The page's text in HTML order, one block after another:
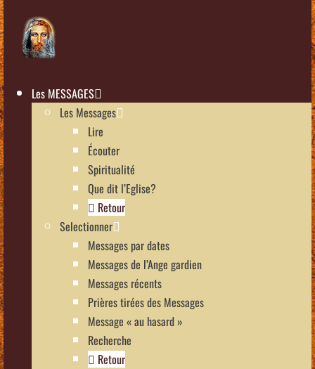
Les MESSAGES
Les Messages
Lire
Écouter
Spiritualité
Que dit l’Eglise?
Retour
Selectionner
Messages par dates
Messages de l’Ange gardien
Messages récents
Prières tirées des Messages
Message « au hasard »
Recherche
Retour